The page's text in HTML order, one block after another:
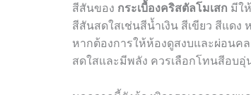
สีสันของ กระเบื้องคริสตัลโมเสก มีใ
สีสันสดใสเช่นสีน้ำเงิน สีเขียว สีแด
หากต้องการให้ห้องดูสงบและผ่อนค
สดใสและมีพลัง ควรเลือกโทนสีอบ